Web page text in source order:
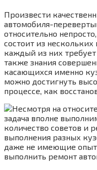
Произвести
автомобиля-
относительно
состоит из
каждый из них требует
также знания
касающихся именно
можно достигнуть
процессе, как
Несмотря на
задача вполне
количество советов и
выполнения разных
даже не имеющие
выполнить ремонт